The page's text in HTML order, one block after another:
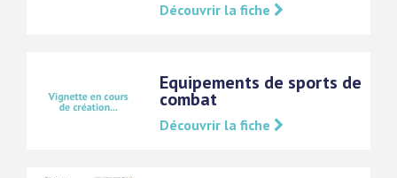
Découvrir la fiche
Equipements de sports de
combat
Découvrir la fiche